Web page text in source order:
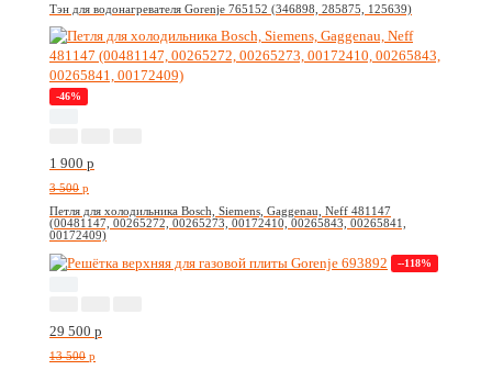
Тэн для водонагревателя Gorenje 765152 (346898, 285875, 125639)
-46%
1 900 p
3 500 p
Петля для холодильника Bosch, Siemens, Gaggenau, Neff 481147
(00481147, 00265272, 00265273, 00172410, 00265843, 00265841,
00172409)
--118%
29 500 p
13 500 p